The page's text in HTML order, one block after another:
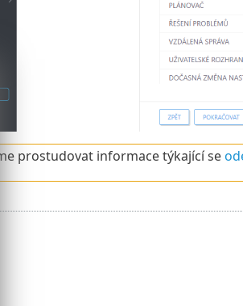
prostudovat informace týkající se